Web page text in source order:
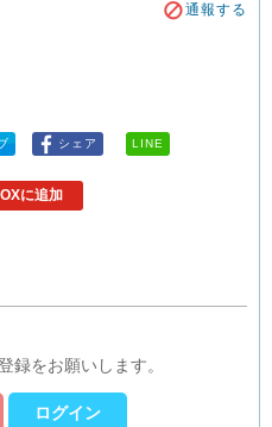
通報する
シェア LINE
に追加
録をお願いします。
ログイン